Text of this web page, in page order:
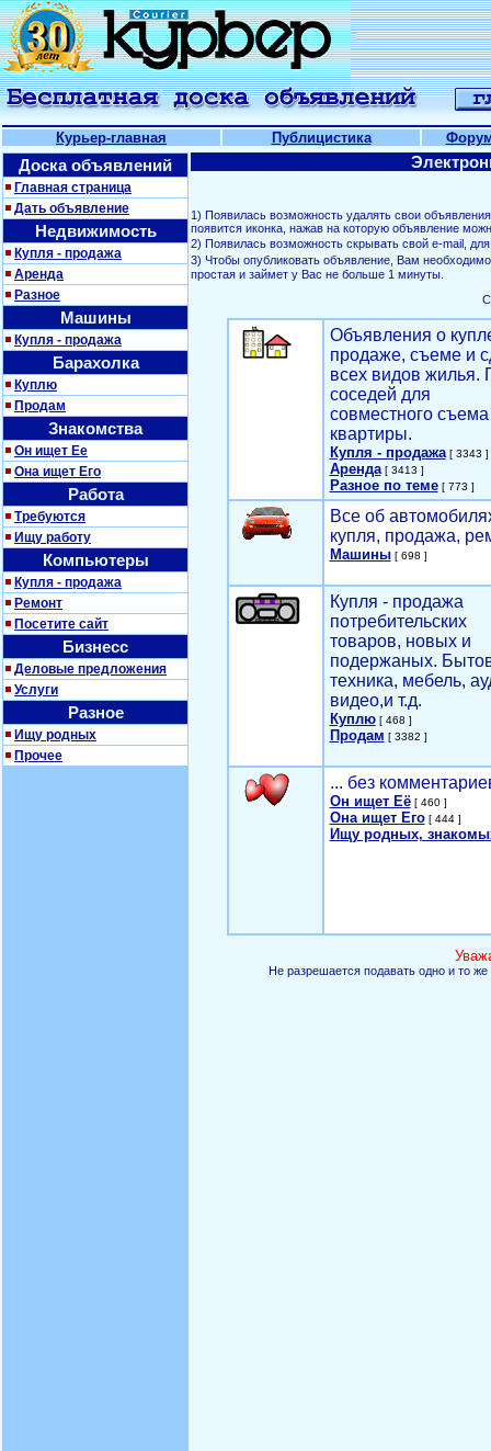
Курьер-главная Публицистика
Доска объявлений
Главная страница
Дать объявление
Недвижимость
Купля - продажа
Аренда
Разное
Машины
Купля - продажа
Барахолка
Куплю
Продам
Знакомства
Он ищет Ее
Она ищет Его
Работа
Требуются
Ищу работу
Компьютеры
Купля - продажа
Ремонт
Посетите сайт
Бизнесс
Деловые предложения
Услуги
Разное
Ищу родных
Прочее
1) Появилась возможность удалять свои
появится иконка, нажав на которую объявление
2) Появилась возможность скрывать свой е-mail,
3) Чтобы опубликовать объявление, Вам
простая и займет у Вас не больше 1 минуты.
Объявления о
продаже, съеме и
всех видов жилья.
соседей для
совместного съема
квартиры.
Купля - продажа[ 3343 ]
Аренда[ 3413 ]
Разное по теме[ 773 ]
Все об
купля, продажа,
Машины[ 698 ]
Купля - продажа
потребительских
товаров, новых и
подержаных.
техника, мебель,
видео,и т.д.
Куплю[ 468 ]
Продам [ 3382 ]
... без
Он ищет Её[ 460 ]
Она ищет Его[ 444 ]
Ищу родных,
Не разрешается подавать одно и то